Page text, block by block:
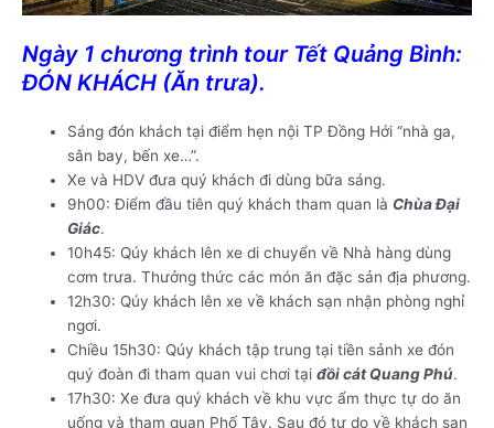
Ngày 1 chương trình tour Tết Quảng Bình:
ĐÓN KHÁCH (Ăn trưa).
Sáng đón khách tại điểm hẹn nội TP Đồng Hới “nhà ga,
sân bay, bến xe…”.
Xe và HDV đưa quý khách đi dùng bữa sáng.
9h00: Điểm đầu tiên quý khách tham quan là Chùa Đại
Giác.
10h45: Qúy khách lên xe di chuyển về Nhà hàng dùng
cơm trưa. Thưởng thức các món ăn đặc sản địa phương.
12h30: Qúy khách lên xe về khách sạn nhận phòng nghỉ
ngơi.
Chiều 15h30: Qúy khách tập trung tại tiền sảnh xe đón
quý đoàn đi tham quan vui chơi tạiđồi cát Quang Phú.
17h30: Xe đưa quý khách về khu vực ẩm thực tự do ăn
uống và tham quan Phố Tây. Sau đó tự do về khách sạn